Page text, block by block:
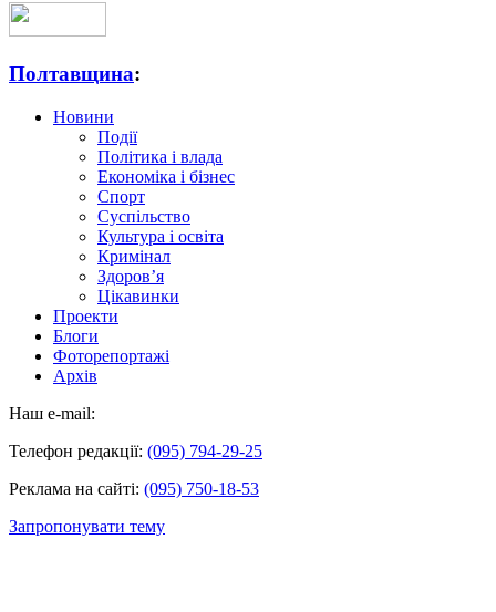
Полтавщина:
Новини
Події
Політика і влада
Економіка і бізнес
Спорт
Суспільство
Культура і освіта
Кримінал
Здоров’я
Цікавинки
Проекти
Блоги
Фоторепортажі
Архів
Наш e-mail:
Телефон редакції: (095) 794-29-25
Реклама на сайті: (095) 750-18-53
Запропонувати тему